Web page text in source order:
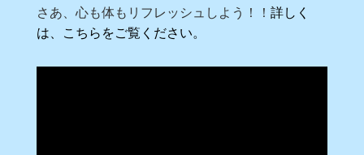
さあ、心も体もリフレッシュしよう！！ 詳しく
は、こちらをご覧ください。